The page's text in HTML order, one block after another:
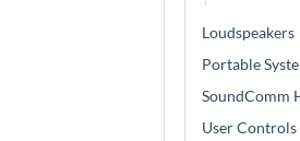
Loudspeakers
Portable
SoundComm
User Controls